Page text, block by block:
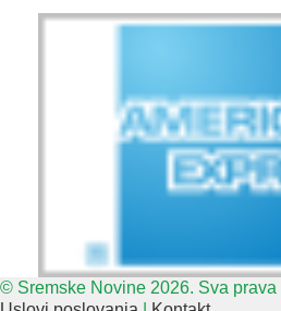
© Sremske Novine 2026. Sva prava